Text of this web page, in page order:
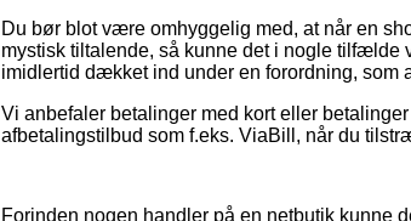
Du bør blot være omhyggelig med, at når en
mystisk tiltalende, så kunne det i nogle tilfælde
imidlertid dækket ind under en forordning, som
Vi anbefaler betalinger med kort eller
afbetalingstilbud som f.eks. ViaBill, når du
Forinden nogen handler på en netbutik kunne